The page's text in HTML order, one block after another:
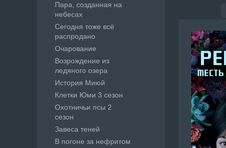
Пара, созданная на
небесах
Сегодня тоже всё
распродано
Очарование
Возрождение из
ледяного озера
История Миюй
Клетки Юми 3 сезон
Охотничьи псы 2
сезон
Завеса теней
В погоне за нефритом